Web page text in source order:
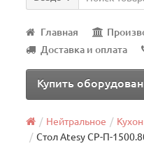
Главная
Доставка и оплата
Купить
Нейтральное
Стол Atesy СР-П-